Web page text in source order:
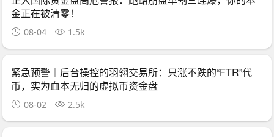
金正在被清零！
08-04 1.5k
紧急预警｜后台操控的羽翎交易所：只涨不跌的“FTR”代
币，实为血本无归的虚拟币资金盘
08-02 2.5k